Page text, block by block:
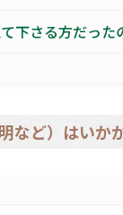
下さる方だっ
など）はいか